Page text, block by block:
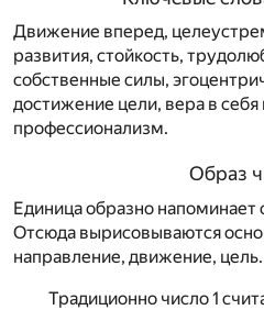
Движение вперед,
развития, стойкость,
собственные силы,
достижение цели, вера в
профессионализм.
Образ
Единица образно напоминает
Отсюда вырисовываются
направление, движение, цель.
Традиционно число 1